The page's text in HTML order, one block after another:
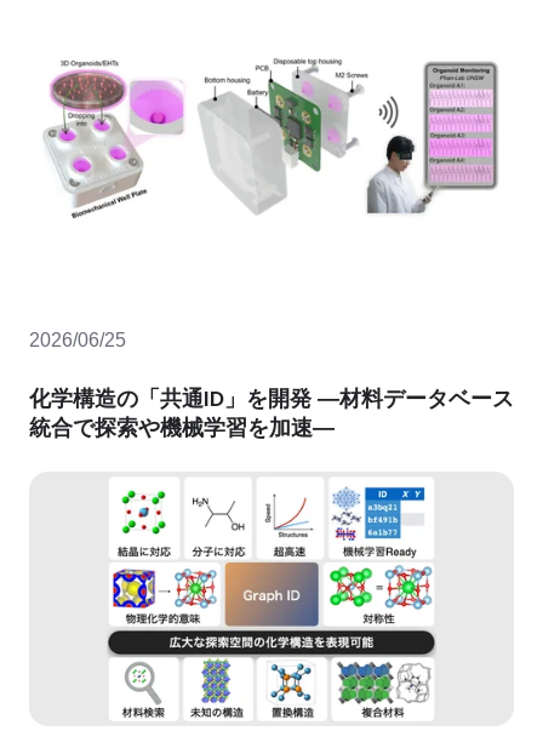
2026/06/25
化学構造の「共通ID」を開発 ―材料データベース
統合で探索や機械学習を加速―